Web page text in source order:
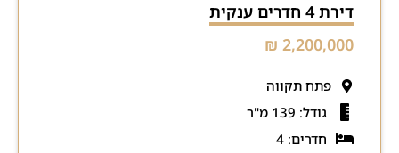
דירת 4 חדרים ענקית
2,200,000 ₪
פתח תקווה
גודל: 139 מ"ר
חדרים: 4